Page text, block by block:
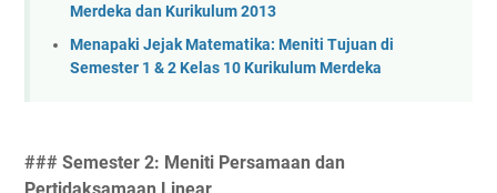
Merdeka dan Kurikulum 2013
Menapaki Jejak Matematika: Meniti Tujuan di
Semester 1 & 2 Kelas 10 Kurikulum Merdeka
### Semester 2: Meniti Persamaan dan